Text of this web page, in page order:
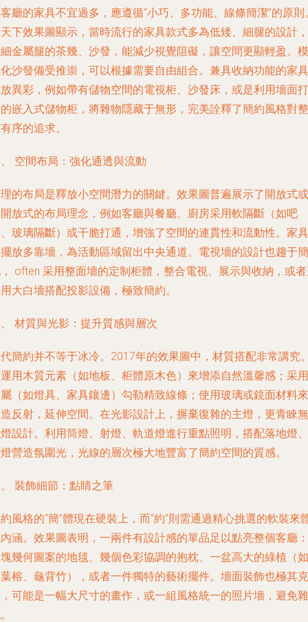
廳的家具不宜過多，應遵循“小巧、多功能、線條簡潔”的原則
下效果圖顯示，當時流行的家具款式多為低矮、細腿的設計，
金屬腿的茶幾、沙發，能減少視覺阻礙，讓空間更顯輕盈。模
沙發備受推崇，可以根據需要自由組合。兼具收納功能的家具
異彩，例如帶有儲物空間的電視柜、沙發床，或是利用墻面打
嵌入式儲物柜，將雜物隱藏于無形，完美詮釋了簡約風格對整
序的追求。
空間布局：強化通透與流動
的布局是釋放小空間潛力的關鍵。效果圖普遍展示了開放式或
放式的布局理念，例如客廳與餐廳、廚房采用軟隔斷（如吧
玻璃隔斷）或干脆打通，增強了空間的連貫性和流動性。家具
放多靠墻，為活動區域留出中央通道。電視墻的設計也趨于簡
often 采用整面墻的定制柜體，整合電視、展示與收納，或
大白墻搭配投影設備，極致簡約。
材質與光影：提升質感與層次
簡約并不等于冰冷。2017年的效果圖中，材質搭配非常講究
用木質元素（如地板、柜體原木色）來增添自然溫馨感；采用
（如燈具、家具鑲邊）勾勒精致線條；使用玻璃或鏡面材料來
反射，延伸空間。在光影設計上，摒棄復雜的主燈，更青睞無
設計。利用筒燈、射燈、軌道燈進行重點照明，搭配落地燈、
營造氛圍光，光線的層次極大地豐富了簡約空間的質感。
裝飾細節：點睛之筆
風格的“簡”體現在硬裝上，而“約”則需通過精心挑選的軟裝來
涵。效果圖表明，一兩件有設計感的單品足以點亮整個客廳：
幾何圖案的地毯、幾個色彩協調的抱枕、一盆高大的綠植（如
榕、龜背竹），或者一件獨特的藝術擺件。墻面裝飾也極其克
可能是一幅大尺寸的畫作，或一組風格統一的照片墻，避免雜